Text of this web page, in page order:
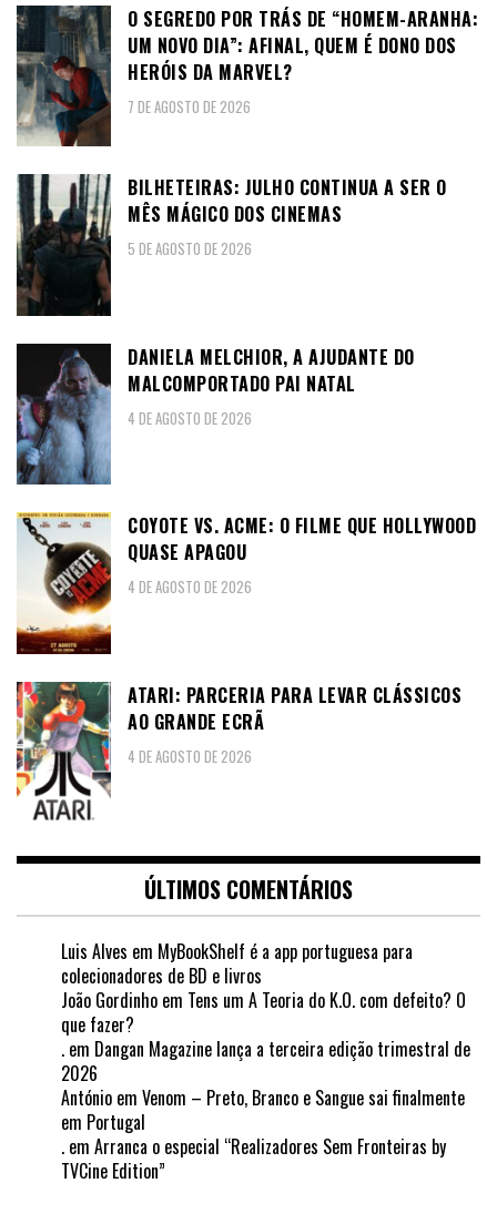
O SEGREDO POR TRÁS DE “HOMEM-ARANHA:
UM NOVO DIA”: AFINAL, QUEM É DONO DOS
HERÓIS DA MARVEL?
7 DE AGOSTO DE 2026
BILHETEIRAS: JULHO CONTINUA A SER O
MÊS MÁGICO DOS CINEMAS
5 DE AGOSTO DE 2026
DANIELA MELCHIOR, A AJUDANTE DO
MALCOMPORTADO PAI NATAL
4 DE AGOSTO DE 2026
COYOTE VS. ACME: O FILME QUE HOLLYWOOD
QUASE APAGOU
4 DE AGOSTO DE 2026
ATARI: PARCERIA PARA LEVAR CLÁSSICOS
AO GRANDE ECRÃ
4 DE AGOSTO DE 2026
ÚLTIMOS COMENTÁRIOS
Luis Alves em MyBookShelf é a app portuguesa para
colecionadores de BD e livros
João Gordinho em Tens um A Teoria do K.O. com defeito? O
que fazer?
. em Dangan Magazine lança a terceira edição trimestral de
2026
António em Venom – Preto, Branco e Sangue sai finalmente
em Portugal
. em Arranca o especial “Realizadores Sem Fronteiras by
TVCine Edition”